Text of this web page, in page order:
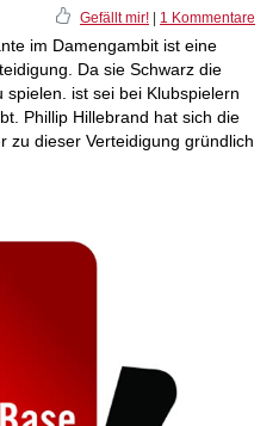
Gefällt mir! 1 Kommentare
im Damengambit ist eine
Da sie Schwarz die
ist sei bei Klubspielern
Phillip Hillebrand hat sich die
zu dieser Verteidigung gründlich